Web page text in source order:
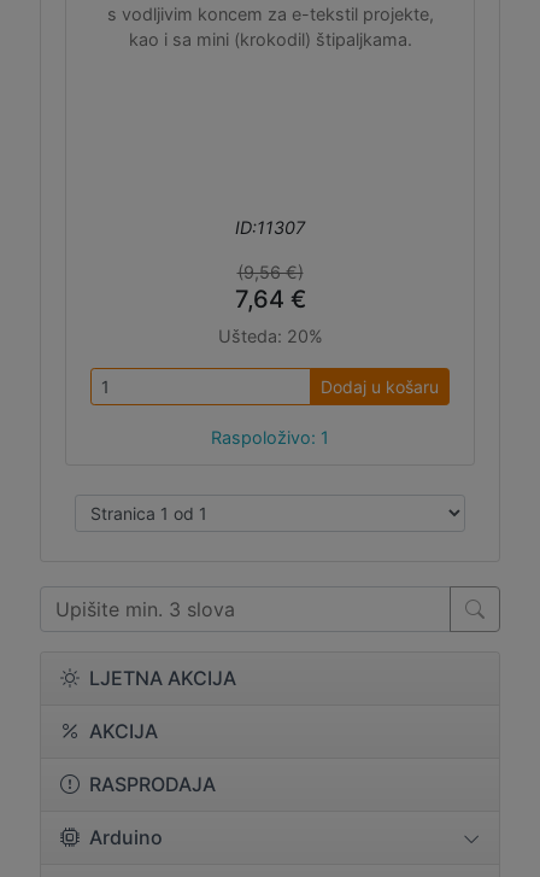
LJETNA AKCIJA
AKCIJA
RASPRODAJA
Arduino
s vodljivim koncem za e-tekstil projekte,
kao i sa mini (krokodil) štipaljkama.
ID:11307
(9,56 €)
7,64 €
Ušteda: 20%
Dodaj u košaru
Raspoloživo: 1